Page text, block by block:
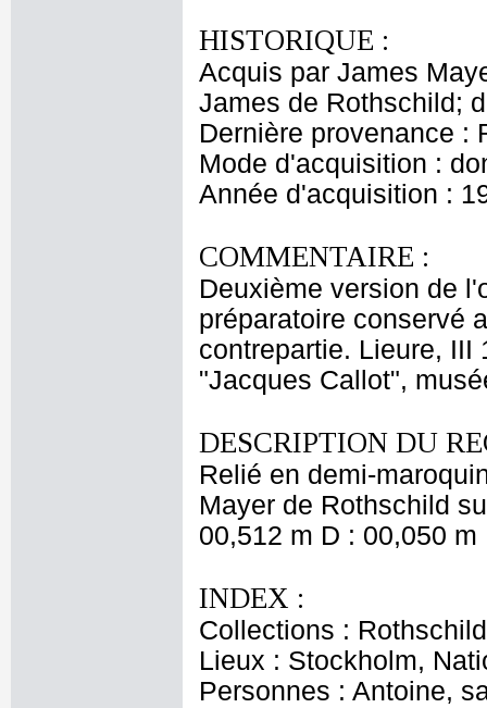
HISTORIQUE :
Acquis par James
James de Rothschild;
Dernière provenance :
Mode d'acquisition :
Année d'acquisition :
COMMENTAIRE :
Deuxième version de
préparatoire conservé
contrepartie. Lieure, III
"Jacques Callot",
DESCRIPTION DU
Relié en demi-
Mayer de Rothschild
00,512 m D : 00,050
INDEX :
Collections :
Lieux : Stockholm,
Personnes : Antoine,